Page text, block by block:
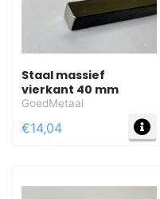
Staal massief
vierkant 40 mm
GoedMetaal
€14,04